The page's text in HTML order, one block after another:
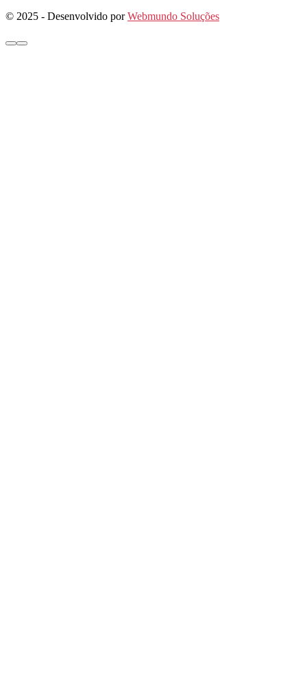
© 2025 - Desenvolvido porWebmundo Soluções